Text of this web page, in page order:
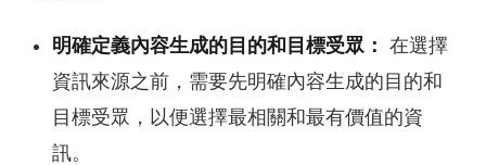
明確定義內容生成的目的和目標受眾： 在選擇
資訊來源之前，需要先明確內容生成的目的和
目標受眾，以便選擇最相關和最有價值的資
訊。